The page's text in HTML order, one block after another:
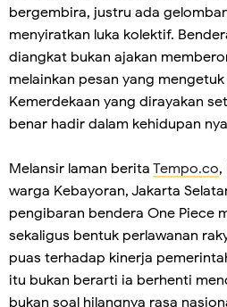
bergembira, justru ada
menyiratkan luka kolektif.
diangkat bukan ajakan
melainkan pesan yang
Kemerdekaan yang dirayakan
benar hadir dalam kehidupan
Melansir laman berita Tempo.co,
warga Kebayoran, Jakarta
pengibaran bendera One Piece
sekaligus bentuk perlawanan
puas terhadap kinerja
itu bukan berarti ia berhenti
bukan soal hilangnya rasa